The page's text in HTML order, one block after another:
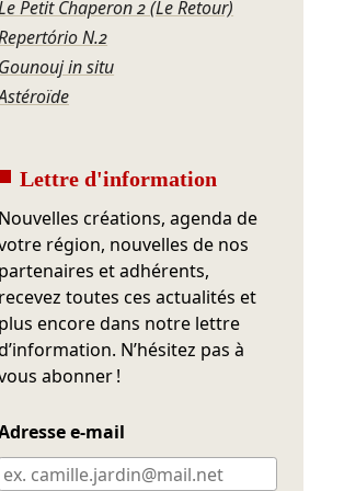
Petit Chaperon 2 (Le Retour)
N.2
Gounouj in situ
Lettre d'information
Nouvelles créations, agenda de
région, nouvelles de nos
partenaires et adhérents,
recevez toutes ces actualités et
plus encore dans notre lettre
N’hésitez pas à
abonner !
e-mail